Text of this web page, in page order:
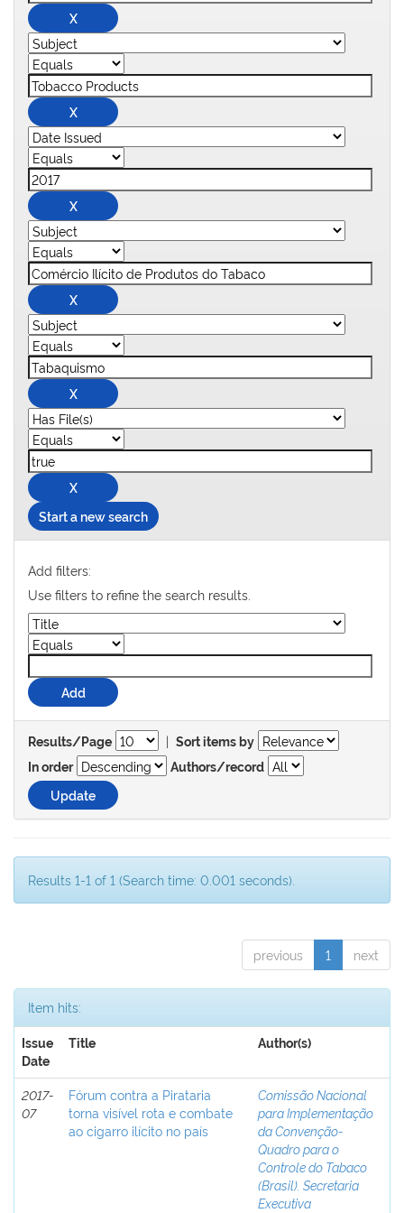
Start a new search
Add filters:
Use filters to refine the search results.
Results/Page | Sort items by
In order
Authors/record
Results 1-1 of 1 (Search time: 0.001 seconds).
previous 1 next
Item hits:
Issue
Date
Title Author(s)
2017-
07
Fórum contra a Pirataria
torna visível rota e combate
ao cigarro ilícito no país
Comissão Nacional
para Implementação
da Convenção-
Quadro para o
Controle do Tabaco
(Brasil). Secretaria
Executiva